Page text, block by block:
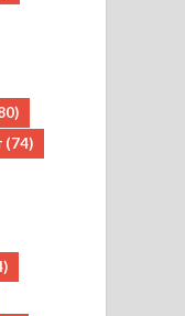
(74)